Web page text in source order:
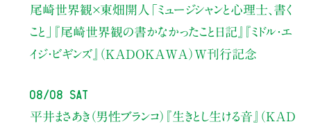
尾崎世界観×東畑開人
「ミュージシャンと心理士、書く
こと」
『尾崎世界観の書かなかったこと日記』『ミドル・エ
イジ・ビギンズ』（KADOKAWA）W刊行記念
08/08 Sat
平井まさあき（男性ブランコ） 『生きとし生ける音』（KAD